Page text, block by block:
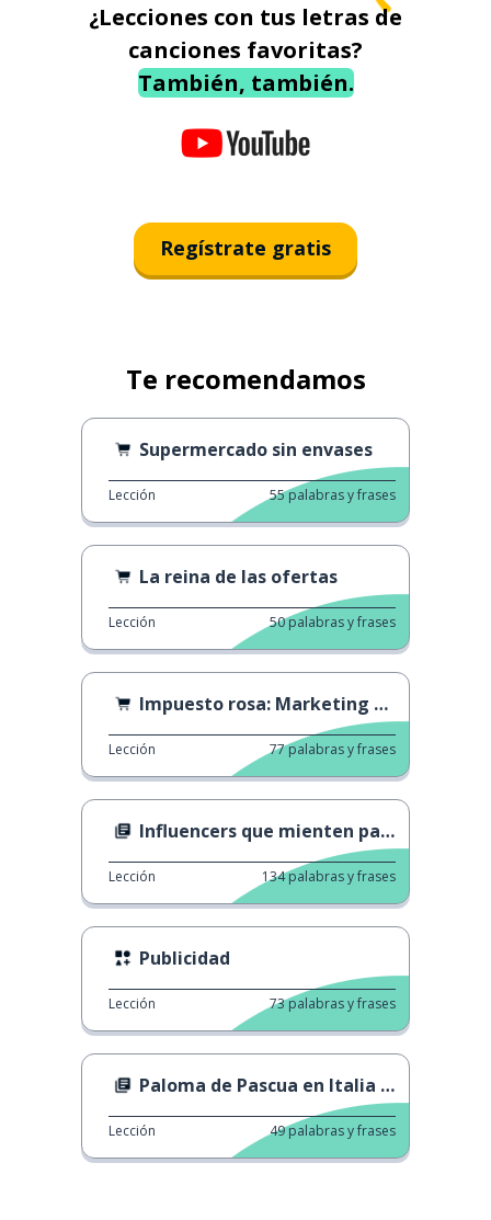
¿Lecciones con tus letras de
canciones favoritas?
También, también.
Regístrate gratis
Te recomendamos
Supermercado sin envases
Lección 55palabras y frases
La reina de las ofertas
Lección 50palabras y frases
Impuesto rosa: Marketing sexista
Lección 77palabras y frases
Influencers que mienten para promocionar productos
Lección 134palabras y frases
Publicidad
Lección 73palabras y frases
Paloma de Pascua en Italia y Francia
Lección 49palabras y frases